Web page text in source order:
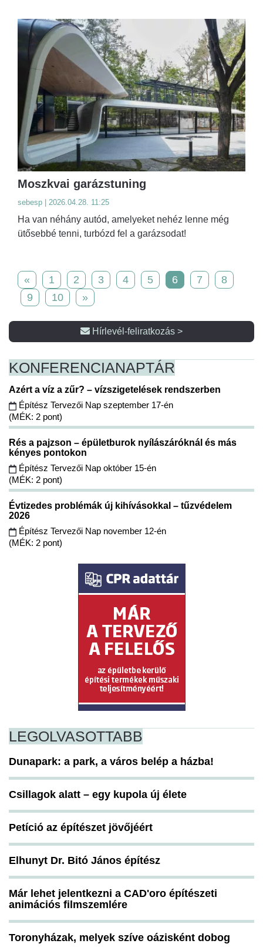
Moszkvai garázstuning
sebesp | 2026.04.28. 11:25
Ha van néhány autód, amelyeket nehéz lenne még
ütősebbé tenni, turbózd fel a garázsodat!
« 1 2 3 4 5 6 7
8
9
10 »
Hírlevél-feliratkozás >
KONFERENCIANAPTÁR
Azért a víz a zűr? – vízszigetelések rendszerben
Építész Tervezői Nap szeptember 17-én
(MÉK: 2 pont)
Rés a pajzson – épületburok nyílászáróknál és más
kényes pontokon
Építész Tervezői Nap október 15-én
(MÉK: 2 pont)
Évtizedes problémák új kihívásokkal – tűzvédelem
2026
Építész Tervezői Nap november 12-én
(MÉK: 2 pont)
LEGOLVASOTTABB
Dunapark: a park, a város belép a házba!
Csillagok alatt – egy kupola új élete
Petíció az építészet jövőjéért
Elhunyt Dr. Bitó János építész
Már lehet jelentkezni a CAD'oro építészeti
animációs filmszemlére
Toronyházak, melyek szíve oázisként dobog